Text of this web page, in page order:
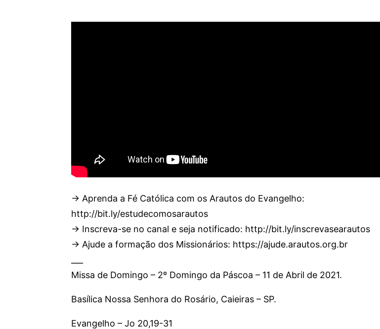
→ Aprenda a Fé Católica com os Arautos do Evangelho:
http://bit.ly/estudecomosarautos
→ Inscreva-se no canal e seja notificado: http://bit.ly/inscrevasearautos
→ Ajude a formação dos Missionários: https://ajude.arautos.org.br
Missa de Domingo – 2º Domingo da Páscoa – 11 de Abril de 2021.
Basílica Nossa Senhora do Rosário, Caieiras – SP.
Evangelho – Jo 20,19-31